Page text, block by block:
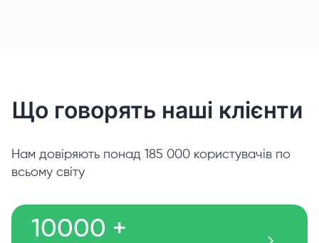
Що говорять наші клієнти
Нам довіряють понад 185 000 користувачів по
всьому світу
10000 +